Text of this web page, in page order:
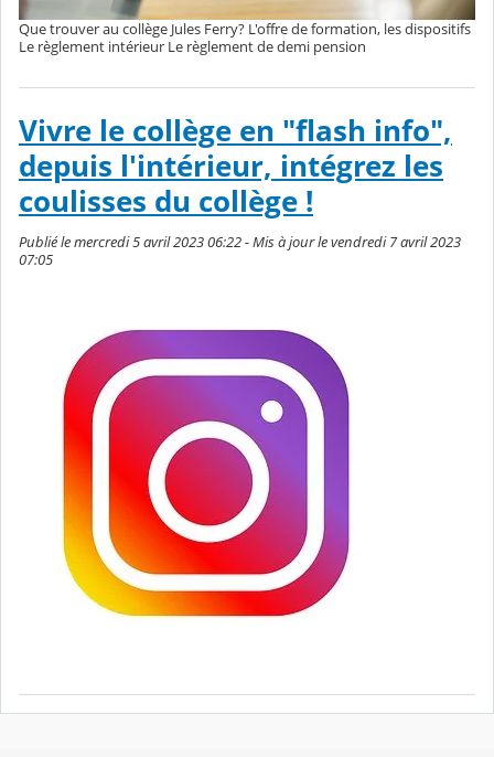
Que trouver au collège Jules Ferry? L'offre de formation, les dispositifs
Le règlement intérieur Le règlement de demi pension
Vivre le collège en "flash info",
depuis l'intérieur, intégrez les
coulisses du collège !
Publié le mercredi 5 avril 2023 06:22 - Mis à jour le vendredi 7 avril 2023
07:05